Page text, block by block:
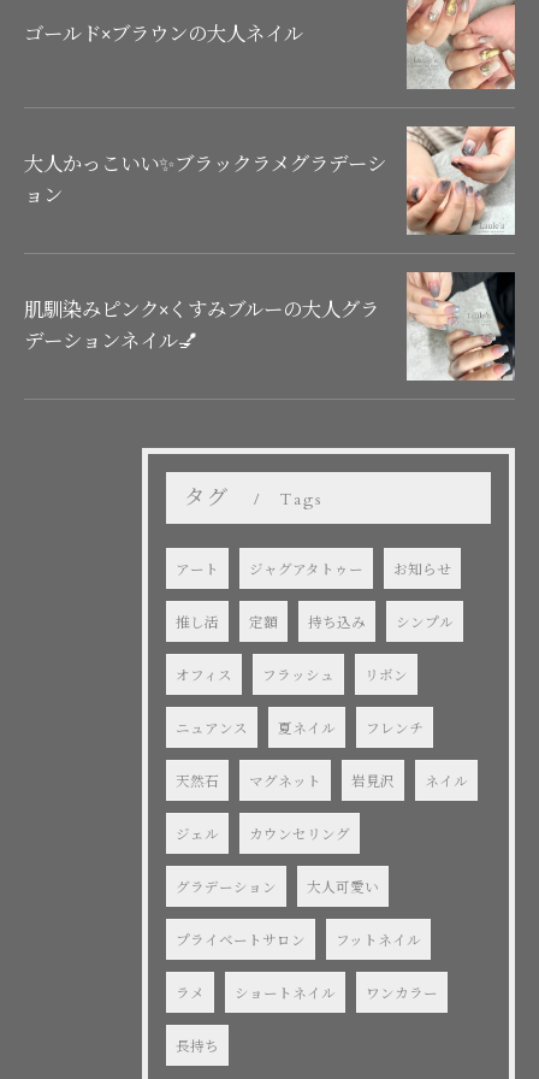
ゴールド×ブラウンの大人ネイル
大人かっこいい✨ブラックラメグラデーシ
ョン
肌馴染みピンク×くすみブルーの大人グラ
デーションネイル💅
タグ Tags
アート ジャグアタトゥー お知らせ
推し活 定額 持ち込み シンプル
オフィス フラッシュ リボン
ニュアンス 夏ネイル フレンチ
天然石 マグネット 岩見沢 ネイル
ジェル カウンセリング
グラデーション 大人可愛い
プライベートサロン フットネイル
ラメ ショートネイル ワンカラー
長持ち